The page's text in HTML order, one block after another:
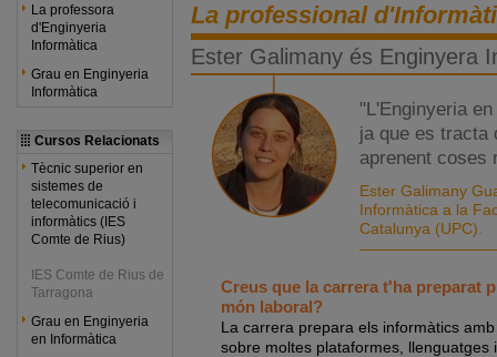
La professora
d'Enginyeria
Informàtica
Grau en Enginyeria
Informàtica
Cursos Relacionats
Tècnic superior en
sistemes de
telecomunicació i
informàtics (IES
Comte de Rius)
IES Comte de Rius de
Tarragona
Grau en Enginyeria
en Informàtica
La professional
Ester Galimany és Enginyera
"L'Enginyeria
ja que es tracta
aprenent coses
Ester Galimany
Informàtica a la
Catalunya (UPC).
Creus que la carrera t'ha preparat
món laboral?
La carrera prepara els informàtics
sobre moltes plataformes, llenguatges